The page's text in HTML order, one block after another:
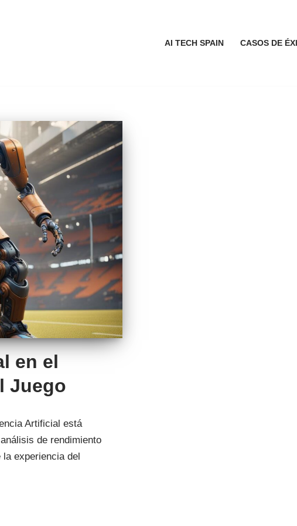
AI TECH SPAIN CASOS DE
en el
Juego
Artificial está
de rendimiento
experiencia del